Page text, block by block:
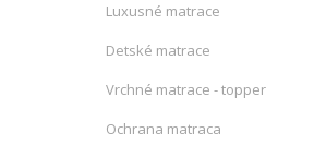
Luxusné matrace
Detské matrace
Vrchné matrace - topper
Ochrana matraca